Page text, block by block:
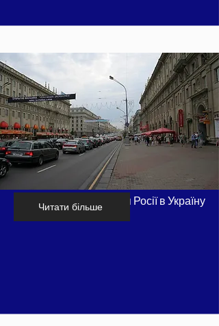
Хронологія вторгнення Росії в Україну
Читати більше